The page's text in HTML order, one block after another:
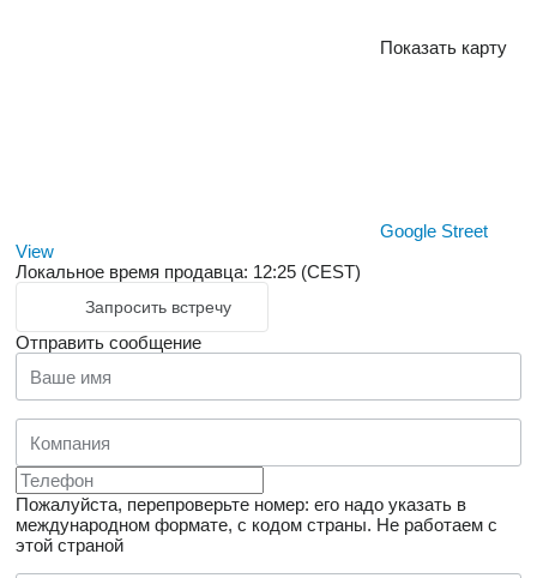
Показать карту
Google Street
View
Локальное время продавца: 12:25 (CEST)
Запросить встречу
Отправить сообщение
Пожалуйста, перепроверьте номер: его надо указать в
международном формате, с кодом страны. Не работаем с
этой страной